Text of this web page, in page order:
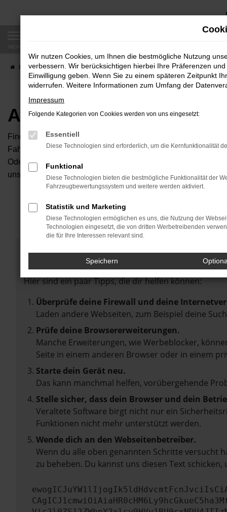
Zum
Startseite Fahrzeugangebote Autobörse
Autobörse
Finden Sie Ihren neuen Traumwagen bei uns. Dafür haben
Fahrzeuge an, die bei uns auf dem Hof stehen. Dann
Oder Sie klicken auf den Button Autobörse und Sie haben
unserem Händlernetzwerk. Diese Fahrzeuge können wir
Fehler: Network Error
Beim Laden ist ein Fehler aufgetreten.
Hier sind ein paar Tipps, die dir helfen können:
Überprüfe deine Firewall und deine
Laden andere Webseiten, zum Beispiel deine
Prüfe deine Browsererweiterungen.
Manche Erweiterungen, wie Werbeblocker,
Seite in einem anderen Browser oder in einem
Starte dein Gerät neu.
Das kann manchmal helfen, vorübergehende
Stelle sicher, dass dein Browser und dein
Veraltete Software birgt nicht nur ein
Funktionen nicht mehr unterstützt werden.
Wende dich an den Webseitenbetreiber.
Wenn du alle oben genannten Schritte versucht
zu beheben. Du kannst uns diesen Text
Wir nutzen Cookies, um Ihnen die bestmögliche Nutzung
verbessern. Wir berücksichtigen hierbei Ihre Präferenzen
Einwilligung geben. Wenn Sie zu einem späteren Zeitpunkt
widerrufen. Weitere Informationen zum Umfang der
Impressum
Folgende Kategorien von Cookies werden von uns eingesetzt:
Essentiell
Diese Technologien sind erforderlich, um die Kernfunktionalität
Funktional
Diese Technologien bieten die bestmögliche Funktionalität der
Fahrzeugbewertungssystem und weitere werden aktiviert.
Statistik und Marketing
Diese Technologien ermöglichen es uns, die Nutzung der
Technologien eingesetzt, die von dritten Werbetreibenden
die für Ihre Interessen relevant sind.
Speichern